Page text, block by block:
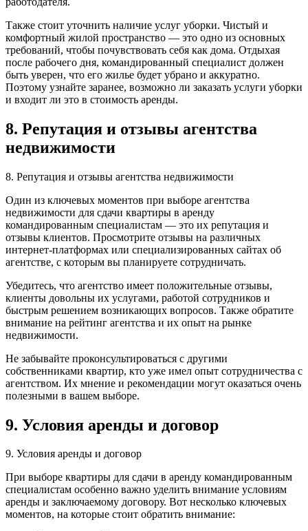
Также стоит уточнить наличие услуг уборки. Чистый и
комфортный жилой пространство — это одно из основных
требований, чтобы почувствовать себя как дома. Отдыхая
после рабочего дня, командированный специалист должен
быть уверен, что его жилье будет убрано и аккуратно.
Поэтому узнайте заранее, возможно ли заказать услуги уборки
и входит ли это в стоимость аренды.
8. Репутация и отзывы агентства
недвижимости
8. Репутация и отзывы агентства недвижимости
Один из ключевых моментов при выборе агентства
недвижимости для сдачи квартиры в аренду
командированным специалистам — это их репутация и
отзывы клиентов. Просмотрите отзывы на различных
интернет-платформах или специализированных сайтах об
агентстве, с которым вы планируете сотрудничать.
Убедитесь, что агентство имеет положительные отзывы,
клиенты довольны их услугами, работой сотрудников и
быстрым решением возникающих вопросов. Также обратите
внимание на рейтинг агентства и их опыт на рынке
недвижимости.
Не забывайте проконсультироваться с другими
собственниками квартир, кто уже имел опыт сотрудничества с
агентством. Их мнение и рекомендации могут оказаться очень
полезными в вашем выборе.
9. Условия аренды и договор
9. Условия аренды и договор
При выборе квартиры для сдачи в аренду командированным
специалистам особенно важно уделить внимание условиям
аренды и заключаемому договору. Вот несколько ключевых
моментов, на которые стоит обратить внимание: